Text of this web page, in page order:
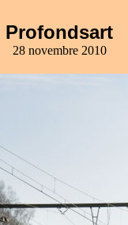
Profondsart
28 novembre 2010